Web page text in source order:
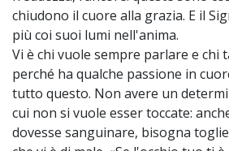
chiudono il cuore alla grazia. E il
più coi suoi lumi nell'anima.
Vi è chi vuole sempre parlare e chi
perché ha qualche passione in
tutto questo. Non avere un
cui non si vuole esser toccate:
dovesse sanguinare, bisogna